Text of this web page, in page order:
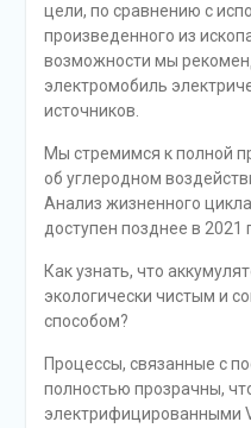
цели, по сравнению с
произведенного из
возможности мы
электромобиль
источников.
Мы стремимся к полной
об углеродном
Анализ жизненного
доступен позднее в 2021
Как узнать, что
экологически чистым и
способом?
Процессы, связанные с
полностью прозрачны,
электрифицированными